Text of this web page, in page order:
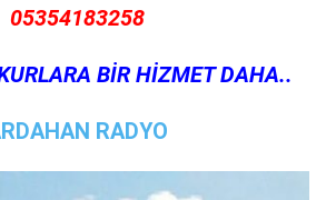
05354183258
BİR HİZMET DAHA..
RADYO